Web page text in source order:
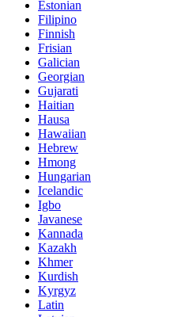
Estonian
Filipino
Finnish
Frisian
Galician
Georgian
Gujarati
Haitian
Hausa
Hawaiian
Hebrew
Hmong
Hungarian
Icelandic
Igbo
Javanese
Kannada
Kazakh
Khmer
Kurdish
Kyrgyz
Latin